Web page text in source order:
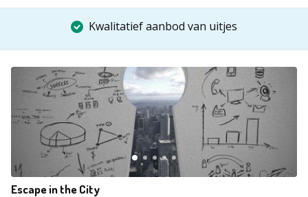
Kwalitatief aanbod van uitjes
Escape in the City